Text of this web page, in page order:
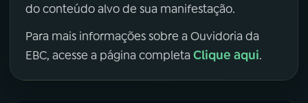
do conteúdo alvo de sua manifestação.
Para mais informações sobre a Ouvidoria da
EBC, acesse a página completa Clique aqui.